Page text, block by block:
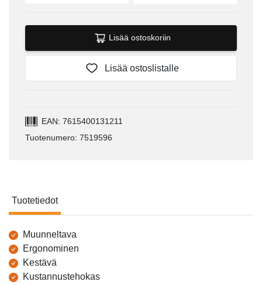
Lisää ostoskoriin
Lisää ostoslistalle
EAN: 7615400131211
Tuotenumero: 7519596
Tuotetiedot
Tuotetiedot
Muunneltava
Ergonominen
Kestävä
Kustannustehokas